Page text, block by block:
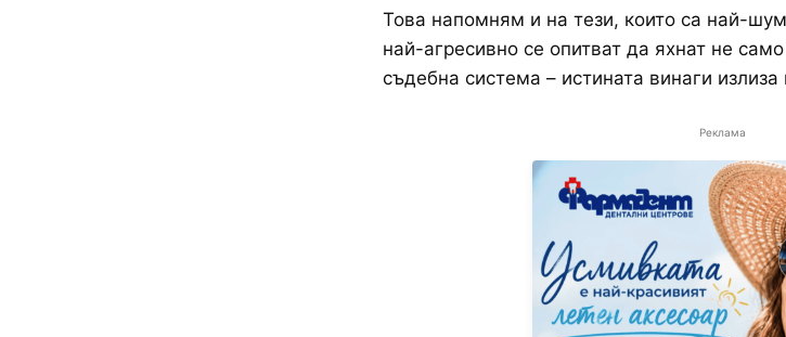
Това напомням и на тези, които са най-
най-агресивно се опитват да яхнат не
съдебна система – истината винаги излиза
Реклама